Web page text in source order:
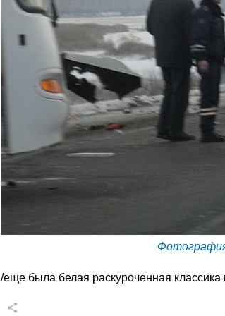
/еще была белая раскуроченная классика